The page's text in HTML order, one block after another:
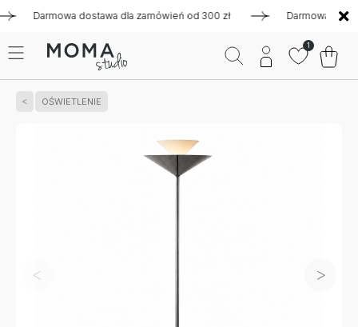
Darmowa dostawa dla zamówień od 300 zł Darmowa dostawa
1
OŚWIETLENIE